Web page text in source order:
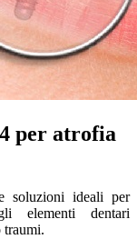
per atrofia
soluzioni ideali per
elementi dentari
traumi.